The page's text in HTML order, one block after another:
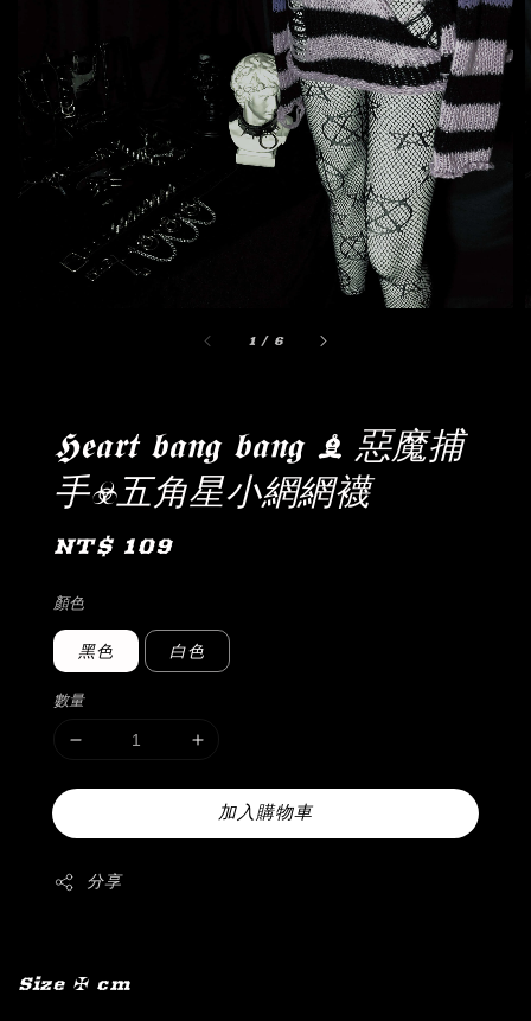
1 / 6
𝕳𝖊𝖆𝖗𝖙 𝖇𝖆𝖓𝖌 𝖇𝖆𝖓𝖌 ♝ 惡魔捕
手☣︎五角星小網網襪
Regular
NT$ 109
顏色
黑色 白色
數量
加入購物車
分享
Size ✠ cm